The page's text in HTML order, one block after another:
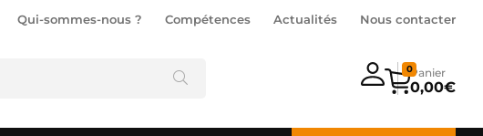
Qui-sommes-nous ? Compétences Actualités Nous contacter
0,00€
0